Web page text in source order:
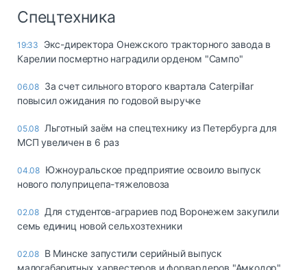
Спецтехника
19:33
Экс-директора Онежского тракторного завода в
Карелии посмертно наградили орденом "Сампо"
06.08 За счет сильного второго квартала Caterpillar
повысил ожидания по годовой выручке
05.08 Льготный заём на спецтехнику из Петербурга для
МСП увеличен в 6 раз
04.08 Южноуральское предприятие освоило выпуск
нового полуприцепа-тяжеловоза
02.08 Для студентов-аграриев под Воронежем закупили
семь единиц новой сельхозтехники
02.08 В Минске запустили серийный выпуск
малогабаритных харвестеров и форвардеров "Амкодор"